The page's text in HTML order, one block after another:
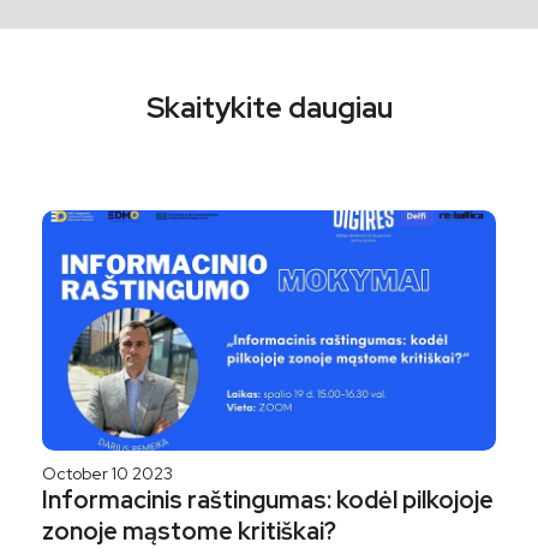
Skaitykite daugiau
October 10 2023
Informacinis raštingumas: kodėl pilkojoje
zonoje mąstome kritiškai?